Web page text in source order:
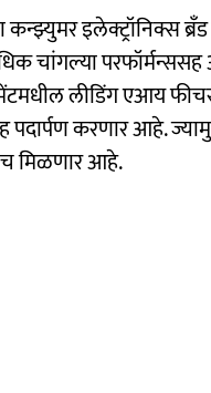
कन्झ्युमर इलेक्ट्रॉनिक्स
चांगल्या
लीडिंग एआय
करणार आहे. ज्यामुळे
मिळणार आहे.